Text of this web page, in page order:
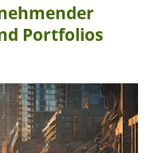
Portfolios